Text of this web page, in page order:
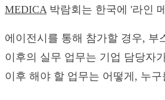
MEDICA 박람회는 한국에 '라인
에이전시를 통해 참가할 경우, 부
이후의 실무 업무는 기업 담당자
이후 해야 할 업무는 어떻게, 누